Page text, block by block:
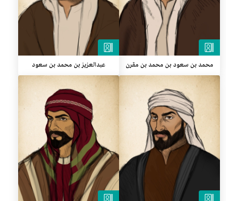
محمد بن سعود بن محمد بن مقرن عبدالعزيز بن محمد بن سعود